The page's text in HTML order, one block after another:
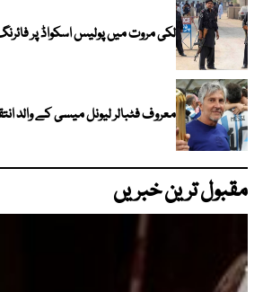
لکی مروت میں پولیس اسکواڈ پر
معروف فٹبالر لیونل میسی کے والد
مقبول ترین خبریں